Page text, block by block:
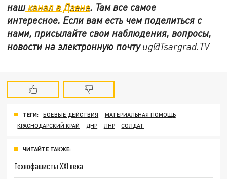
нашканал в Дзене. Там все самое
интересное. Если вам есть чем поделиться с
нами, присылайте свои наблюдения, вопросы,
новости на электронную почтуug@Tsargrad.TV
ТЕГИ: БОЕВЫЕ ДЕЙСТВИЯ
МАТЕРИАЛЬНАЯ ПОМОЩЬ
КРАСНОДАРСКИЙ КРАЙ
ДНР ЛНР СОЛДАТ
ЧИТАЙТЕ ТАКЖЕ:
Технофашисты XXI века